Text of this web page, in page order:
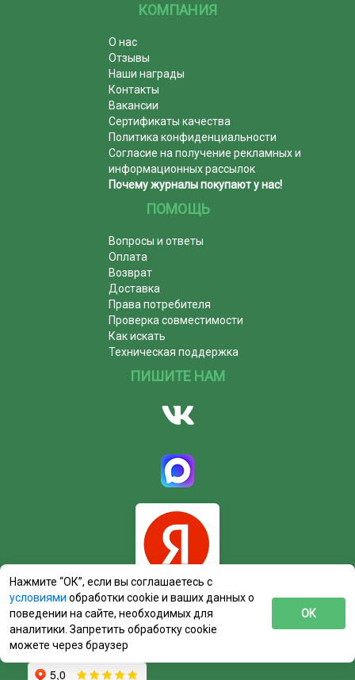
КОМПАНИЯ
О нас
Отзывы
Наши награды
Контакты
Вакансии
Сертификаты качества
Политика конфиденциальности
Согласие на получение рекламных и
информационных рассылок
Почему журналы покупают у нас!
ПОМОЩЬ
Вопросы и ответы
Оплата
Возврат
Доставка
Права потребителя
Проверка совместимости
Как искать
Техническая поддержка
ПИШИТЕ НАМ
Нажмите “ОК”, если вы соглашаетесь с
условиями обработки cookie и ваших данных о
поведении на сайте, необходимых для
аналитики. Запретить обработку cookie
можете через браузер
ОК